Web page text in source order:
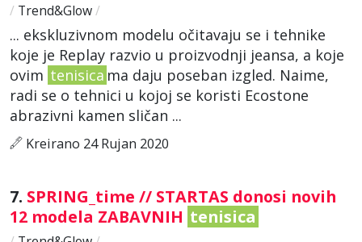
/ Trend&Glow/
... ekskluzivnom modelu očitavaju se i tehnike
koje je Replay razvio u proizvodnji jeansa, a koje
ovim tenisica ma daju poseban izgled. Naime,
radi se o tehnici u kojoj se koristi Ecostone
abrazivni kamen sličan ...
Kreirano 24 Rujan 2020
7. SPRING_time // STARTAS donosi novih
12 modela ZABAVNIH tenisica